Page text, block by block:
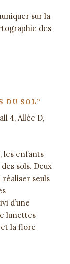
sur la
des
DU SOL”
4, Allée D,
les enfants
sols. Deux
réaliser seuls
d’une
lunettes
la flore